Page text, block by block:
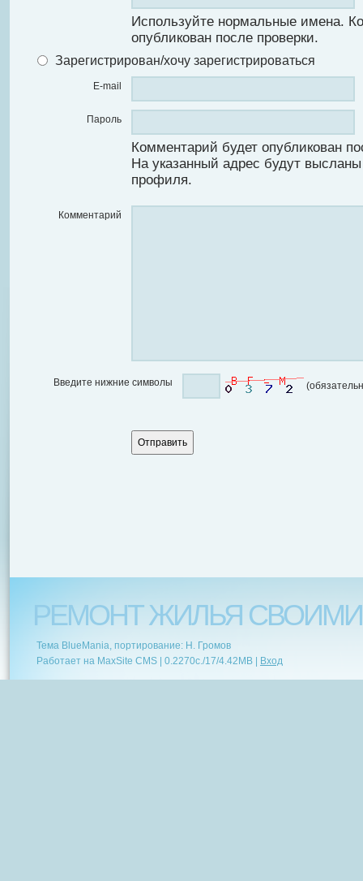
Используйте нормальные имена.
опубликован после проверки.
Зарегистрирован/хочу зарегистрироваться
E-mail
Пароль
Комментарий будет опубликован
На указанный адрес будут
профиля.
Комментарий
Введите нижние символы
РЕМОНТ ЖИЛЬЯ
Тема BlueMania, портирование: Н. Громов
Работает на MaxSite CMS | 0.2270c./17/4.42MB | Вход